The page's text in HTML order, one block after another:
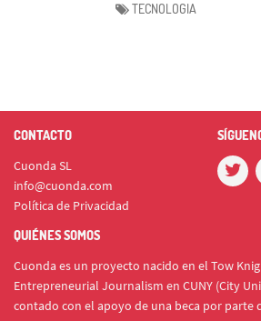
TECNOLOGIA
CONTACTO
Cuonda SL
info@cuonda.com
Política de Privacidad
QUIÉNES SOMOS
Cuonda es un proyecto nacido en el Tow
Entrepreneurial Journalism en CUNY (City
contado con el apoyo de una beca por parte